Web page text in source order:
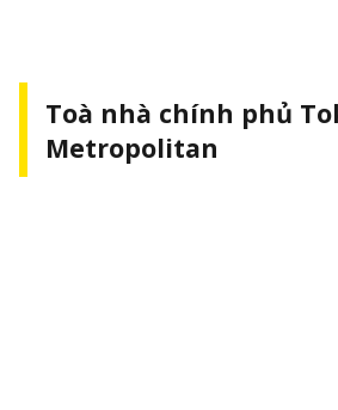
Toà nhà chính phủ
Metropolitan